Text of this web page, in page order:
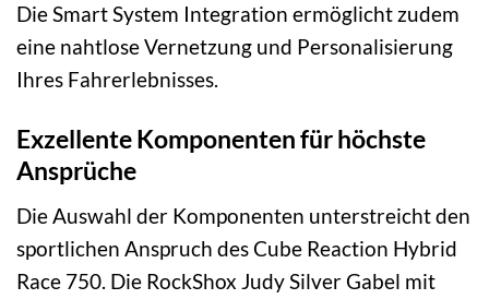
Die Smart System Integration ermöglicht zudem
eine nahtlose Vernetzung und Personalisierung
Ihres Fahrerlebnisses.
Exzellente Komponenten für höchste
Ansprüche
Die Auswahl der Komponenten unterstreicht den
sportlichen Anspruch des Cube Reaction Hybrid
Race 750. Die RockShox Judy Silver Gabel mit